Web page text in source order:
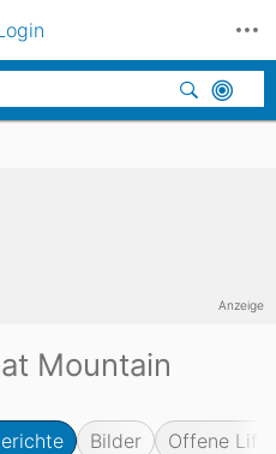
Mountain
Bilder Offene
Anzeige